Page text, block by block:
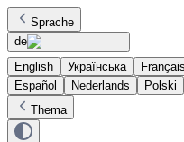
Sprache
de
English
Українська Français
Español
Nederlands
Polski
Thema